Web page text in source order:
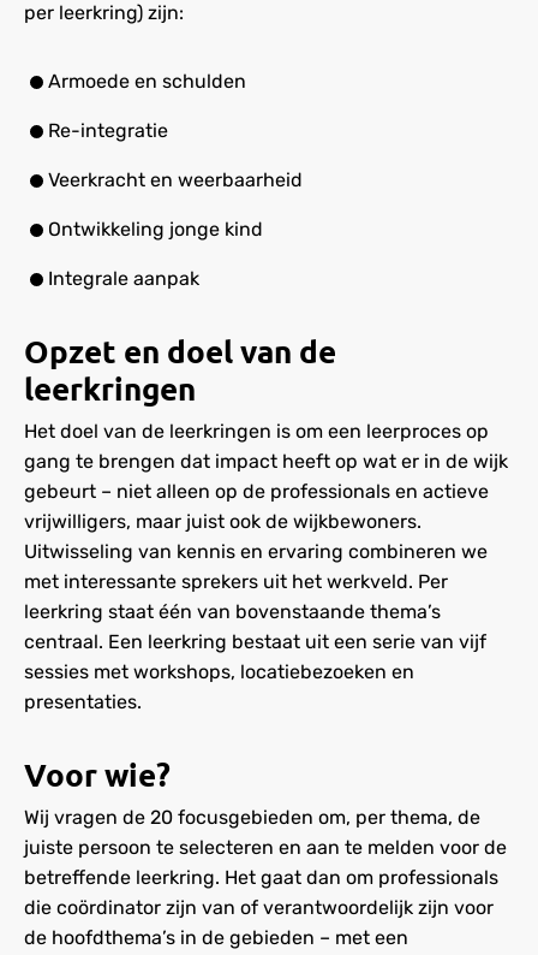
per leerkring) zijn:
Armoede en schulden
Re-integratie
Veerkracht en weerbaarheid
Ontwikkeling jonge kind
Integrale aanpak
Opzet en doel van de
leerkringen
Het doel van de leerkringen is om een leerproces op
gang te brengen dat impact heeft op wat er in de wijk
gebeurt – niet alleen op de professionals en actieve
vrijwilligers, maar juist ook de wijkbewoners.
Uitwisseling van kennis en ervaring combineren we
met interessante sprekers uit het werkveld. Per
leerkring staat één van bovenstaande thema’s
centraal. Een leerkring bestaat uit een serie van vijf
sessies met workshops, locatiebezoeken en
presentaties.
Voor wie?
Wij vragen de 20 focusgebieden om, per thema, de
juiste persoon te selecteren en aan te melden voor de
betreffende leerkring. Het gaat dan om professionals
die coördinator zijn van of verantwoordelijk zijn voor
de hoofdthema’s in de gebieden – met een